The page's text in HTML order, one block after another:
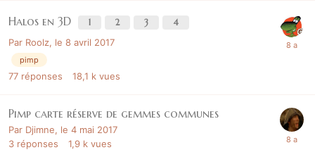
Halos en 3D 1 2 3 4
Par Roolz, le 8 avril 2017
pimp
77 réponses 18,1 k vues
Pimp carte réserve de gemmes communes
Par Djimne, le 4 mai 2017
3 réponses 1,9 k vues